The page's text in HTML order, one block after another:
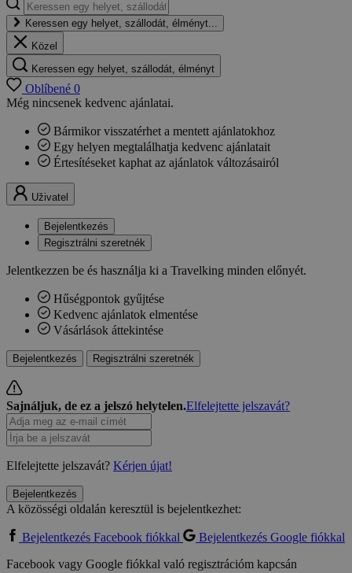
Keressen egy helyet, szállodát, élményt...
Közel
Keressen egy helyet, szállodát, élményt
Oblíbené 0
Még nincsenek kedvenc ajánlatai.
Bármikor visszatérhet a mentett ajánlatokhoz
Egy helyen megtalálhatja kedvenc ajánlatait
Értesítéseket kaphat az ajánlatok változásairól
Uživatel
Bejelentkezés
Regisztrálni szeretnék
Jelentkezzen be és használja ki a Travelking minden előnyét.
Hűségpontok gyűjtése
Kedvenc ajánlatok elmentése
Vásárlások áttekintése
Bejelentkezés Regisztrálni szeretnék
Sajnáljuk, de ez a jelszó helytelen.Elfelejtette jelszavát?
Elfelejtette jelszavát? Kérjen újat!
Bejelentkezés
A közösségi oldalán keresztül is bejelentkezhet:
Bejelentkezés Facebook fiókkal
Bejelentkezés Google fiókkal
Facebook vagy Google fiókkal való regisztrációm kapcsán